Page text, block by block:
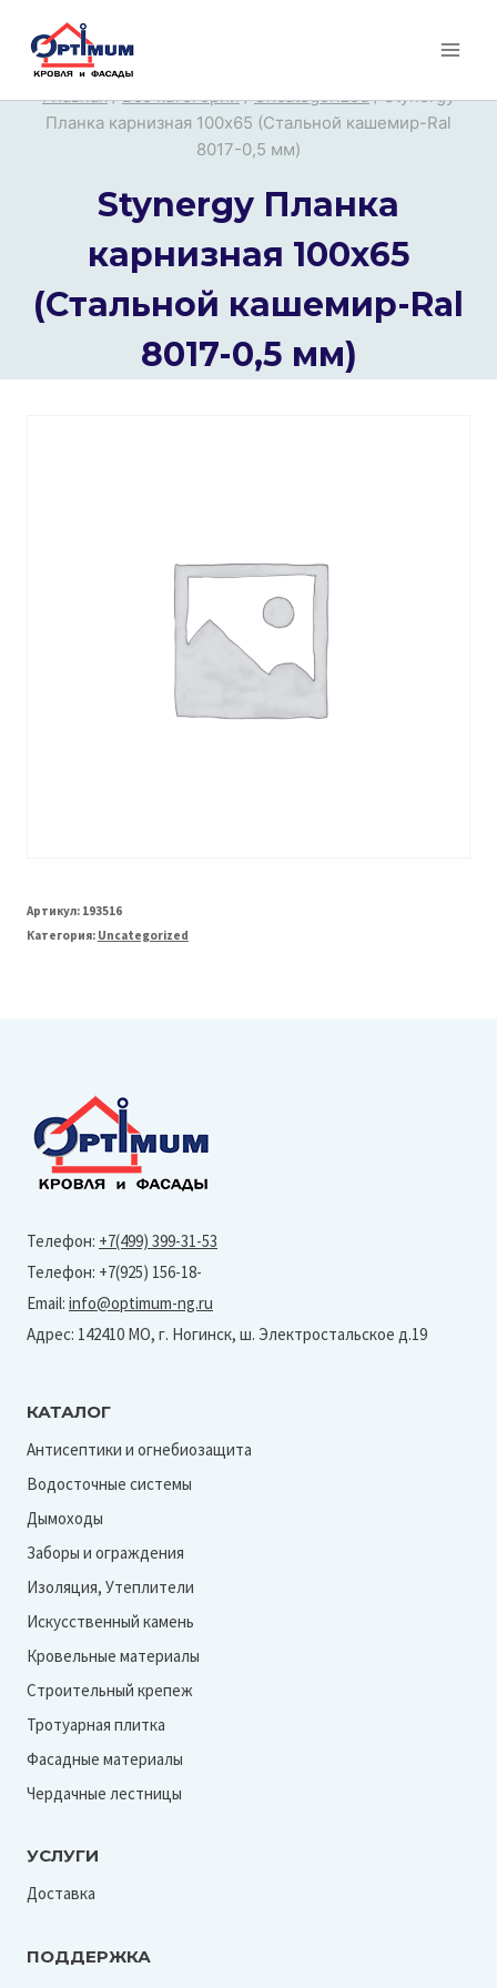
Перейти
Главная / Все категории / Uncategorized / Stynergy
Планка карнизная 100х65 (Стальной кашемир-Ral
8017-0,5 мм)
Stynergy Планка
карнизная 100х65
(Стальной кашемир-Ral
8017-0,5 мм)
Артикул: 193516
Категория: Uncategorized
Телефон: +7(499) 399-31-53
Телефон: +7(925) 156-18-
Email: info@optimum-ng.ru
Адрес: 142410 МО, г. Ногинск, ш. Электростальское д.19
КАТАЛОГ
Антисептики и огнебиозащита
Водосточные системы
Дымоходы
Заборы и ограждения
Изоляция, Утеплители
Искусственный камень
Кровельные материалы
Строительный крепеж
Тротуарная плитка
Фасадные материалы
Чердачные лестницы
УСЛУГИ
Доставка
ПОДДЕРЖКА